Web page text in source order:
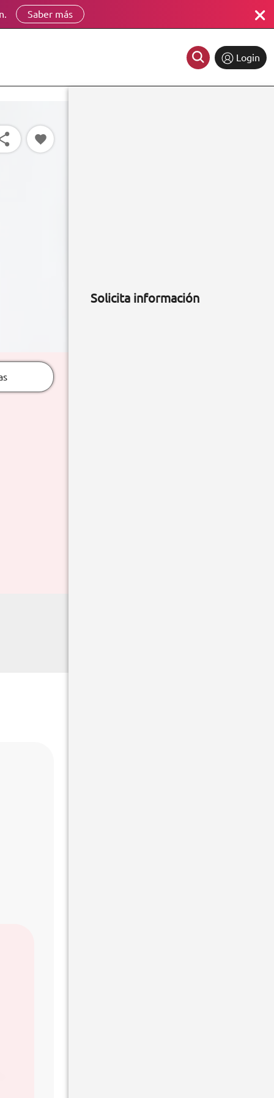
Saber más
Login
Solicita información